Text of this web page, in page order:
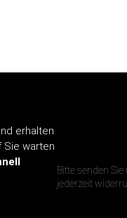
erhalten
Sie warten
Bitte senden
jederzeit